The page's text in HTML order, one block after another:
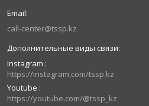
call-center@tssp.kz
Instagram
https://instagram.com/tssp.kz
Youtube
https://youtube.com/@tssp_kz